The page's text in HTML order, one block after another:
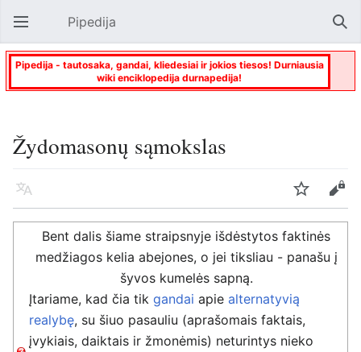
Atverti pagrindinį meniu Pipedija
Pipedija - tautosaka, gandai, kliedesiai ir jokios tiesos! Durniausia
wiki enciklopedija durnapedija!
Žydomasonų sąmokslas
Kalba Stebėti Keisti
Bent dalis šiame straipsnyje išdėstytos faktinės
medžiagos kelia abejones, o jei tiksliau - panašu į
šyvos kumelės sapną.
Įtariame, kad čia tikgandai apiealternatyvią
realybę, su šiuo pasauliu (aprašomais faktais,
įvykiais, daiktais ir žmonėmis) neturintys nieko